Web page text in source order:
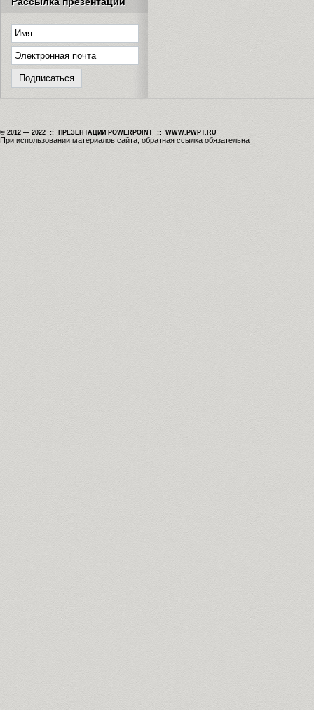
© 2012 — 2022 :: ПРЕЗЕНТАЦИИ POWERPOINT :: WWW.PWPT.RU
При использовании материалов сайта, обратная ссылка обязательна